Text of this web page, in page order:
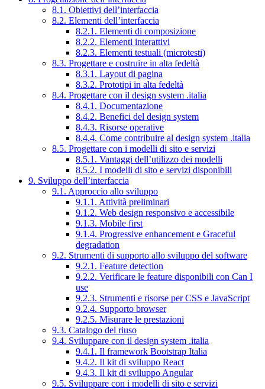
8.1. Obiettivi dell’interfaccia
8.2. Elementi dell’interfaccia
8.2.1. Elementi di composizione
8.2.2. Elementi interattivi
8.2.3. Elementi testuali (microtesti)
8.3. Progettare e costruire in alta fedeltà
8.3.1. Layout di pagina
8.3.2. Prototipi in alta fedeltà
8.4. Progettare con il design system .italia
8.4.1. Documentazione
8.4.2. Benefici del design system
8.4.3. Risorse operative
8.4.4. Come contribuire al design system .italia
8.5. Progettare con i modelli di sito e servizi
8.5.1. Vantaggi dell’utilizzo dei modelli
8.5.2. I modelli di sito e servizi disponibili
9. Sviluppo dell’interfaccia
9.1. Approccio allo sviluppo
9.1.1. Attività preliminari
9.1.2. Web design responsivo e accessibile
9.1.3. Mobile first
9.1.4. Progressive enhancement e Graceful
degradation
9.2. Strumenti di supporto allo sviluppo del software
9.2.1. Feature detection
9.2.2. Verificare le feature disponibili con Can I
use
9.2.3. Strumenti e risorse per CSS e JavaScript
9.2.4. Supporto browser
9.2.5. Misurare le prestazioni
9.3. Catalogo del riuso
9.4. Sviluppare con il design system .italia
9.4.1. Il framework Bootstrap Italia
9.4.2. Il kit di sviluppo React
9.4.3. Il kit di sviluppo Angular
9.5. Sviluppare con i modelli di sito e servizi